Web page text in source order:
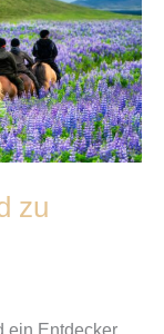
zu
ein Entdecker